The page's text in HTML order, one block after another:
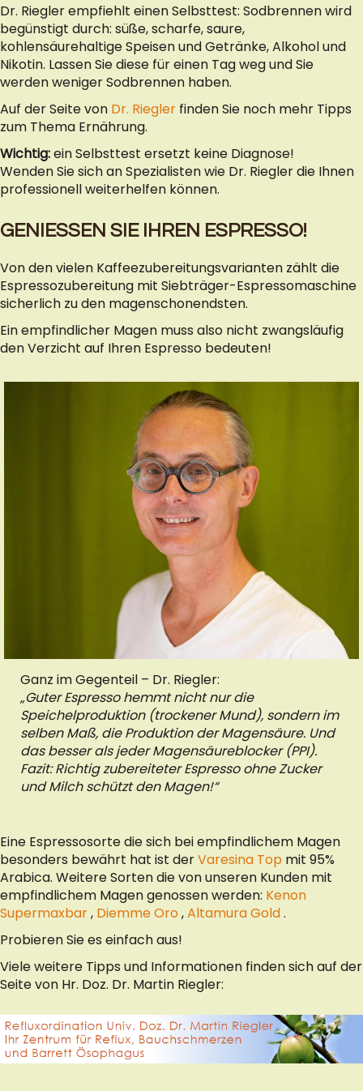
Dr. Riegler empfiehlt einen Selbsttest: Sodbrennen wird
begünstigt durch: süße, scharfe, saure,
kohlensäurehaltige Speisen und Getränke, Alkohol und
Nikotin. Lassen Sie diese für einen Tag weg und Sie
werden weniger Sodbrennen haben.
Auf der Seite von Dr. Riegler finden Sie noch mehr Tipps
zum Thema Ernährung.
Wichtig:ein Selbsttest ersetzt keine Diagnose!
Wenden Sie sich an Spezialisten wie Dr. Riegler die Ihnen
professionell weiterhelfen können.
GENIESSEN SIE IHREN ESPRESSO!
Von den vielen Kaffeezubereitungsvarianten zählt die
Espressozubereitung mit Siebträger-Espressomaschine
sicherlich zu den magenschonendsten.
Ein empfindlicher Magen muss also nicht zwangsläufig
den Verzicht auf Ihren Espresso bedeuten!
Ganz im Gegenteil – Dr. Riegler:
„Guter Espresso hemmt nicht nur die
Speichelproduktion (trockener Mund), sondern im
selben Maß, die Produktion der Magensäure. Und
das besser als jeder Magensäureblocker (PPI).
Fazit: Richtig zubereiteter Espresso ohne Zucker
und Milch schützt den Magen!“
Eine Espressosorte die sich bei empfindlichem Magen
besonders bewährt hat ist derVaresina Top mit 95%
Arabica. Weitere Sorten die von unseren Kunden mit
empfindlichem Magen genossen werden: Kenon
Supermaxbar, Diemme Oro ,Altamura Gold.
Probieren Sie es einfach aus!
Viele weitere Tipps und Informationen finden sich auf der
Seite von Hr. Doz. Dr. Martin Riegler: